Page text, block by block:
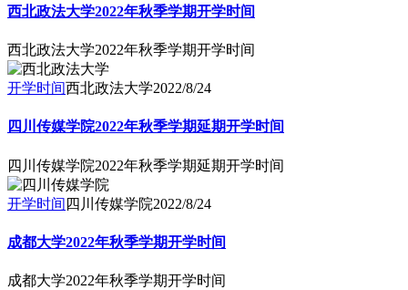
西北政法大学2022年秋季学期开学时间
西北政法大学2022年秋季学期开学时间
开学时间西北政法大学2022/8/24
四川传媒学院2022年秋季学期延期开学时间
四川传媒学院2022年秋季学期延期开学时间
开学时间 四川传媒学院2022/8/24
成都大学2022年秋季学期开学时间
成都大学2022年秋季学期开学时间